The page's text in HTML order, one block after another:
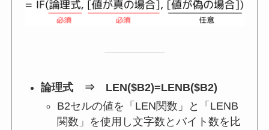
論理式 ⇒ LEN($B2)=LENB($B2)
B2セルの値を「LEN関数」と「LENB
関数」を使用し文字数とバイト数を比